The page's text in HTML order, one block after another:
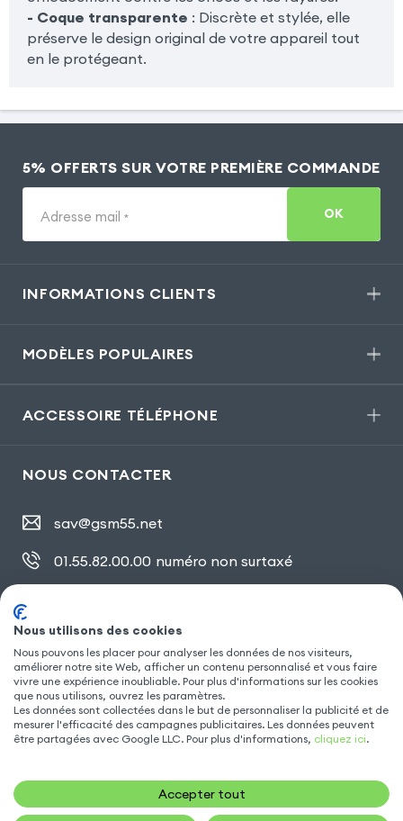
- Coque transparente : Discrète et stylée, elle
préserve le design original de votre appareil tout
en le protégeant.
5% OFFERTS SUR VOTRE PREMIÈRE COMMANDE
Adresse mail * OK
INFORMATIONS CLIENTS
MODÈLES POPULAIRES
ACCESSOIRE TÉLÉPHONE
NOUS CONTACTER
sav@gsm55.net
01.55.82.00.00 numéro non surtaxé
SUIVEZ NOUS
Nous utilisons des cookies
Nous pouvons les placer pour analyser les données de nos visiteurs,
améliorer notre site Web, afficher un contenu personnalisé et vous faire
vivre une expérience inoubliable. Pour plus d'informations sur les cookies
que nous utilisons, ouvrez les paramètres.
Les données sont collectées dans le but de personnaliser la publicité et de
mesurer l'efficacité des campagnes publicitaires. Les données peuvent
être partagées avec Google LLC. Pour plus d'informations, cliquez ici.
Accepter tout